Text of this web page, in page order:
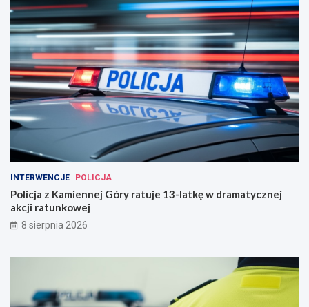
INTERWENCJE POLICJA
Policja z Kamiennej Góry ratuje 13-latkę w dramatycznej
akcji ratunkowej
8 sierpnia 2026